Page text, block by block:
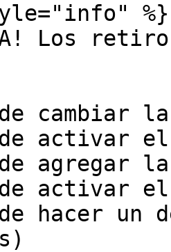
%}
Los
cambiar
activar el
agregar
activar el
hacer un